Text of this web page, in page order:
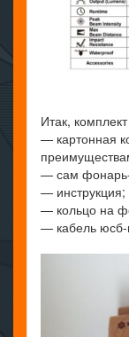
Итак,
— картонная
— сам
— инструкция;
— кольцо на
— кабель